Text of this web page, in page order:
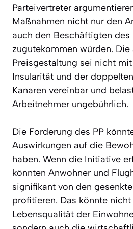
Parteivertreter
Maßnahmen nicht nur den
auch den Beschäftigten des
zugutekommen würden. Die
Preisgestaltung sei nicht
Insularität und der
Kanaren vereinbar und
Arbeitnehmer ungebührlich.
Die Forderung des PP
Auswirkungen auf die
haben. Wenn die Initiative
könnten Anwohner und
signifikant von den
profitieren. Das könnte
Lebensqualität der